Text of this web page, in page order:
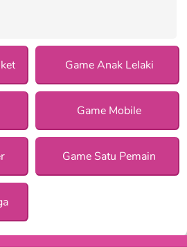
Game Anak Lelaki
Game Mobile
Game Satu Pemain